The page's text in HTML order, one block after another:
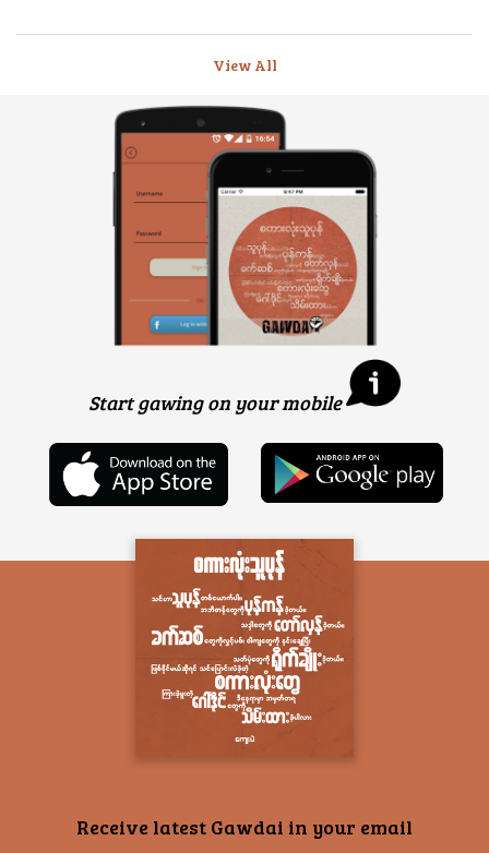
View All
Start gawing on your mobile
Receive latest Gawdai in your email